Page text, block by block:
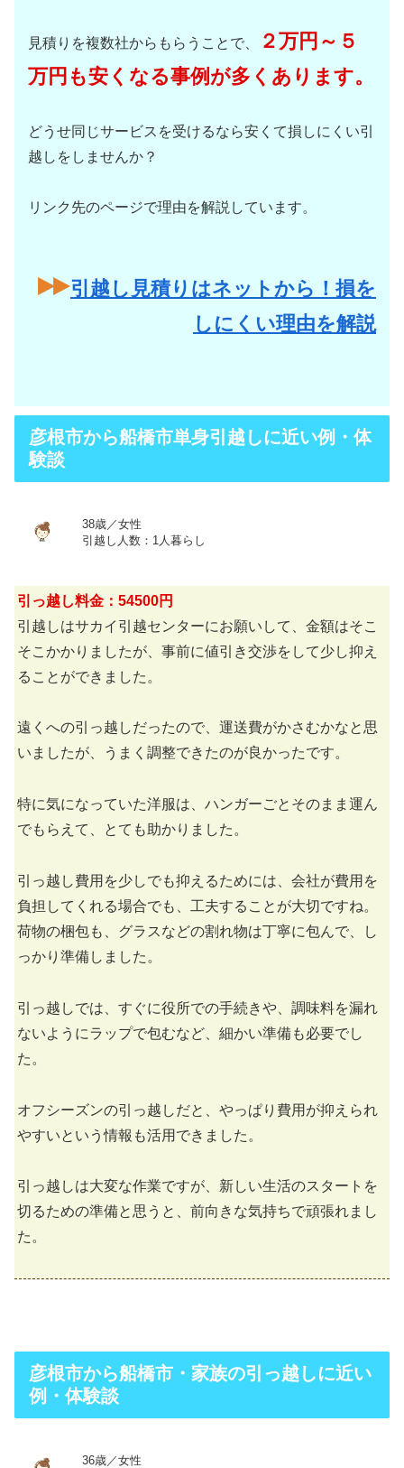
見積りを複数社からもらうことで、
２万円～５
万円も安くなる事例が多くあります。
どうせ同じサービスを受けるなら安くて損しにくい引
越しをしませんか？
リンク先のページで理由を解説しています。
引越し見積りはネットから！損を
しにくい理由を解説
彦根市から船橋市単身引越しに近い例・体
験談
38歳／女性
引越し人数：1人暮らし
引っ越し料金：54500円
引越しはサカイ引越センターにお願いして、金額はそこ
そこかかりましたが、事前に値引き交渉をして少し抑え
ることができました。
遠くへの引っ越しだったので、運送費がかさむかなと思
いましたが、うまく調整できたのが良かったです。
特に気になっていた洋服は、ハンガーごとそのまま運ん
でもらえて、とても助かりました。
引っ越し費用を少しでも抑えるためには、会社が費用を
負担してくれる場合でも、工夫することが大切ですね。
荷物の梱包も、グラスなどの割れ物は丁寧に包んで、し
っかり準備しました。
引っ越しでは、すぐに役所での手続きや、調味料を漏れ
ないようにラップで包むなど、細かい準備も必要でし
た。
オフシーズンの引っ越しだと、やっぱり費用が抑えられ
やすいという情報も活用できました。
引っ越しは大変な作業ですが、新しい生活のスタートを
切るための準備と思うと、前向きな気持ちで頑張れまし
た。
彦根市から船橋市・家族の引っ越しに近い
例・体験談
36歳／女性